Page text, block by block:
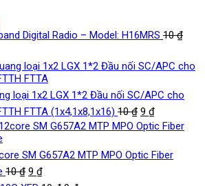
Digital Radio – Model: H16MRS 10₫
loại 1x2 LGX 1*2 Đầu nối SC/APC cho
FTTA (1x4,1x8,1x16) 10₫ 9 ₫
SM G657A2 MTP MPO Optic Fiber
10₫ 9 ₫